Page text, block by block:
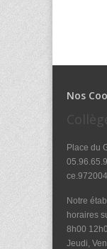
Nos
Place du
Notre
horaires
8h00
Jeudi,